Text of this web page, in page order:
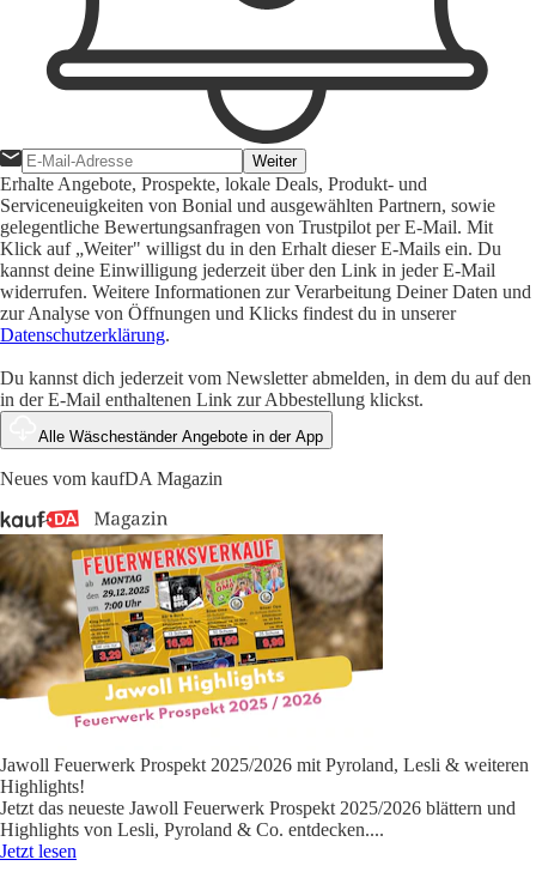
Weiter
Erhalte Angebote, Prospekte, lokale Deals, Produkt- und
Serviceneuigkeiten von Bonial und ausgewählten Partnern, sowie
gelegentliche Bewertungsanfragen von Trustpilot per E-Mail. Mit
Klick auf „Weiter" willigst du in den Erhalt dieser E-Mails ein. Du
kannst deine Einwilligung jederzeit über den Link in jeder E-Mail
widerrufen. Weitere Informationen zur Verarbeitung Deiner Daten und
zur Analyse von Öffnungen und Klicks findest du in unserer
Datenschutzerklärung.
Du kannst dich jederzeit vom Newsletter abmelden, in dem du auf den
in der E-Mail enthaltenen Link zur Abbestellung klickst.
Alle Wäscheständer Angebote in der App
Neues vom kaufDA Magazin
Jawoll Feuerwerk Prospekt 2025/2026 mit Pyroland, Lesli & weiteren
Highlights!
Jetzt das neueste Jawoll Feuerwerk Prospekt 2025/2026 blättern und
Highlights von Lesli, Pyroland & Co. entdecken....
Jetzt lesen